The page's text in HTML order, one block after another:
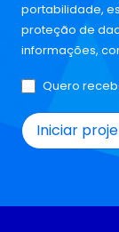
portabilidade,
proteção de
informações,
Quero